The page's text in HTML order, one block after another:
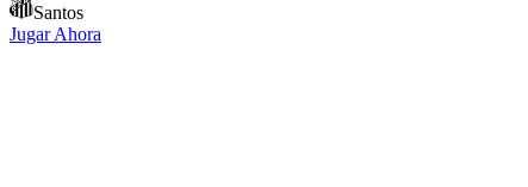
Santos
Jugar Ahora